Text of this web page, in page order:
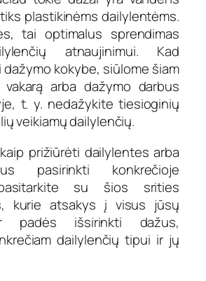
plastikinėms dailylentėms.
tai optimalus sprendimas
atnaujinimui. Kad
kokybe, siūlome šiam
arba dažymo darbus
t. y. nedažykite tiesioginių
veikiamų dailylenčių.
prižiūrėti dailylentes arba
pasirinkti konkrečioje
su šios srities
kurie atsakys į visus jūsų
padės išsirinkti dažus,
dailylenčių tipui ir jų